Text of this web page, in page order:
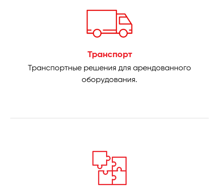
Транспорт
Транспортные решения для арендованного
оборудования.